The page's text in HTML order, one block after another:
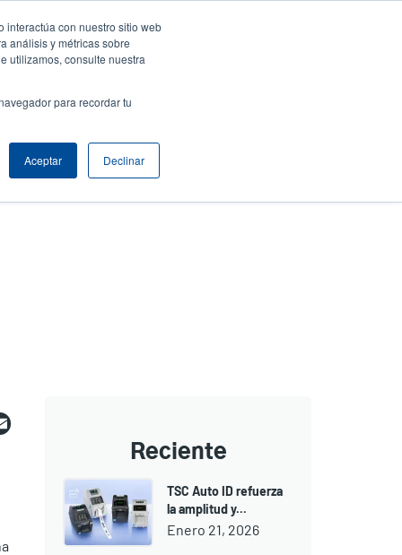
interactúa con nuestro sitio web
análisis y métricas sobre
utilizamos, consulte nuestra
para recordar tu
Aceptar Declinar
sesión / Registrarse
Header
Email
Reciente
TSC Auto ID refuerza
la amplitud y...
Enero 21, 2026